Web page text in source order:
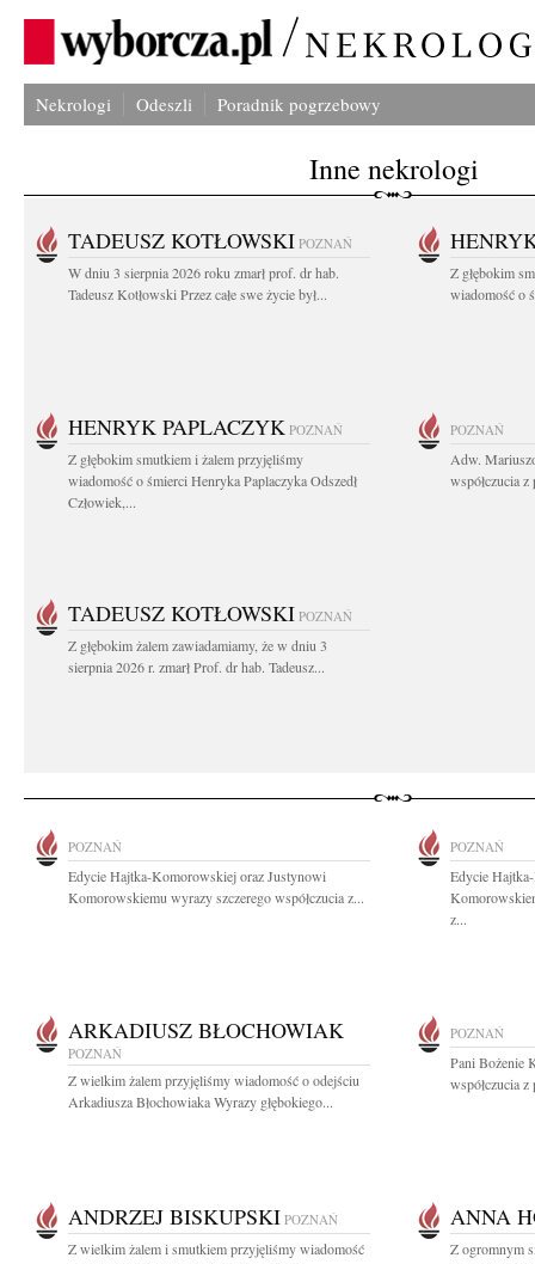
Nekrologi Odeszli Poradnik pogrzebowy
Inne nekrologi
TADEUSZ KOTŁOWSKI POZNAŃ
W dniu 3 sierpnia 2026 roku zmarł prof. dr hab.
Tadeusz Kotłowski Przez całe swe życie był...
Z głębokim
wiadomość o
HENRYK PAPLACZYK POZNAŃ
Z głębokim smutkiem i żalem przyjęliśmy
wiadomość o śmierci Henryka Paplaczyka Odszedł
Człowiek,...
POZNAŃ
Adw.
współczucia
TADEUSZ KOTŁOWSKI POZNAŃ
Z głębokim żalem zawiadamiamy, że w dniu 3
sierpnia 2026 r. zmarł Prof. dr hab. Tadeusz...
POZNAŃ
Edycie Hajtka-Komorowskiej oraz Justynowi
Komorowskiemu wyrazy szczerego współczucia z...
POZNAŃ
Edycie
z...
ARKADIUSZ BŁOCHOWIAK
POZNAŃ
Z wielkim żalem przyjęliśmy wiadomość o odejściu
Arkadiusza Błochowiaka Wyrazy głębokiego...
POZNAŃ
Pani Bożenie
współczucia
ANDRZEJ BISKUPSKI POZNAŃ
Z wielkim żalem i smutkiem przyjęliśmy wiadomość
ANNA
Z ogromnym